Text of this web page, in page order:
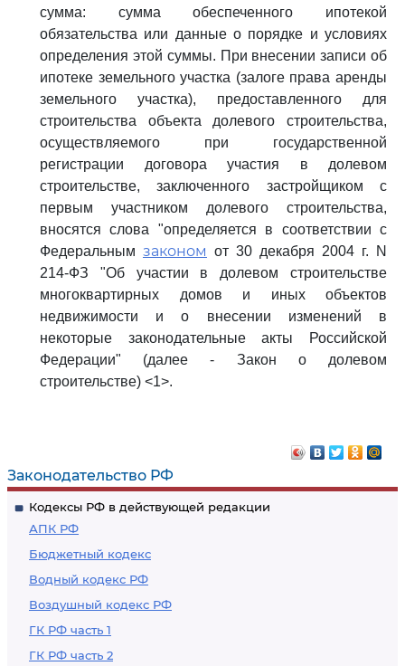
Законодательство РФ
Кодексы РФ в действующей редакции
АПК РФ
Бюджетный кодекс
Водный кодекс РФ
Воздушный кодекс РФ
ГК РФ часть 1
ГК РФ часть 2
сумма: сумма обеспеченного ипотекой
обязательства или данные о порядке и условиях
определения этой суммы. При внесении записи об
ипотеке земельного участка (залоге права аренды
земельного участка), предоставленного для
строительства объекта долевого строительства,
осуществляемого при государственной
регистрации договора участия в долевом
строительстве, заключенного застройщиком с
первым участником долевого строительства,
вносятся слова "определяется в соответствии с
Федеральным законом от 30 декабря 2004 г. N
214-ФЗ "Об участии в долевом строительстве
многоквартирных домов и иных объектов
недвижимости и о внесении изменений в
некоторые законодательные акты Российской
Федерации" (далее - Закон о долевом
строительстве) <1>.